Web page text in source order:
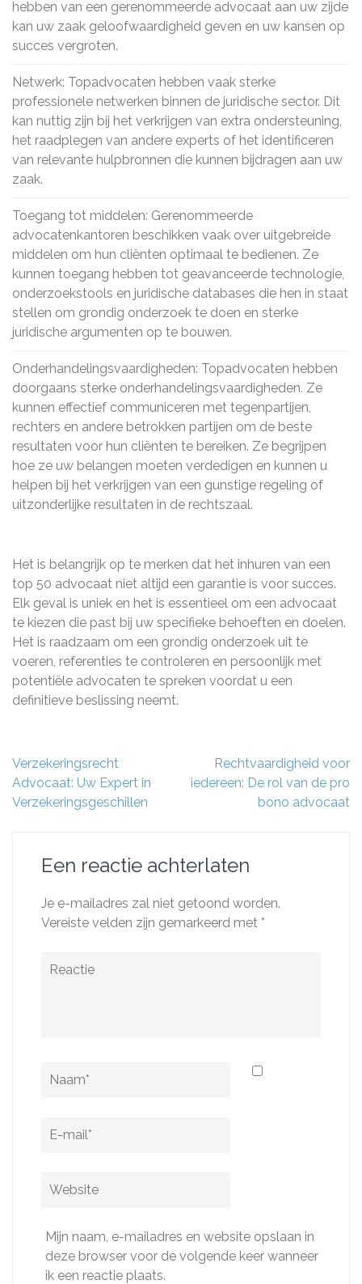
hebben van een gerenommeerde advocaat aan uw zijde
kan uw zaak geloofwaardigheid geven en uw kansen op
succes vergroten.
Netwerk: Topadvocaten hebben vaak sterke
professionele netwerken binnen de juridische sector. Dit
kan nuttig zijn bij het verkrijgen van extra ondersteuning,
het raadplegen van andere experts of het identificeren
van relevante hulpbronnen die kunnen bijdragen aan uw
zaak.
Toegang tot middelen: Gerenommeerde
advocatenkantoren beschikken vaak over uitgebreide
middelen om hun cliënten optimaal te bedienen. Ze
kunnen toegang hebben tot geavanceerde technologie,
onderzoekstools en juridische databases die hen in staat
stellen om grondig onderzoek te doen en sterke
juridische argumenten op te bouwen.
Onderhandelingsvaardigheden: Topadvocaten hebben
doorgaans sterke onderhandelingsvaardigheden. Ze
kunnen effectief communiceren met tegenpartijen,
rechters en andere betrokken partijen om de beste
resultaten voor hun cliënten te bereiken. Ze begrijpen
hoe ze uw belangen moeten verdedigen en kunnen u
helpen bij het verkrijgen van een gunstige regeling of
uitzonderlijke resultaten in de rechtszaal.
Het is belangrijk op te merken dat het inhuren van een
top 50 advocaat niet altijd een garantie is voor succes.
Elk geval is uniek en het is essentieel om een advocaat
te kiezen die past bij uw specifieke behoeften en doelen.
Het is raadzaam om een grondig onderzoek uit te
voeren, referenties te controleren en persoonlijk met
potentiële advocaten te spreken voordat u een
definitieve beslissing neemt.
Berichtnavigatie
Verzekeringsrecht
Advocaat: Uw Expert in
Verzekeringsgeschillen
Rechtvaardigheid voor
iedereen: De rol van de pro
bono advocaat
Een reactie achterlaten
Je e-mailadres zal niet getoond worden.
Vereiste velden zijn gemarkeerd met *
Reactie
Naam
E-
Website
Mijn naam, e-mailadres en website opslaan in
deze browser voor de volgende keer wanneer
ik een reactie plaats.